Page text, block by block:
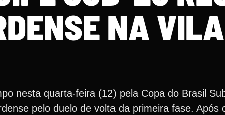
NA
nesta quarta-feira (12) pela Copa do Brasil
pelo duelo de volta da primeira fase.